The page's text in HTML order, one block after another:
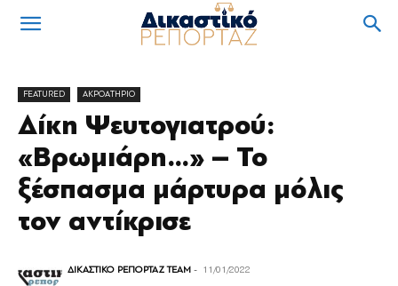
FEATURED ΑΚΡΟΑΤΗΡΙΟ
Δίκη Ψευτογιατρού:
«Βρωμιάρη…» – Το
ξέσπασμα μάρτυρα μόλις
τον αντίκρισε
ΔΙΚΑΣΤΙΚΟ ΡΕΠΟΡΤΑΖ TEAM - 11/01/2022